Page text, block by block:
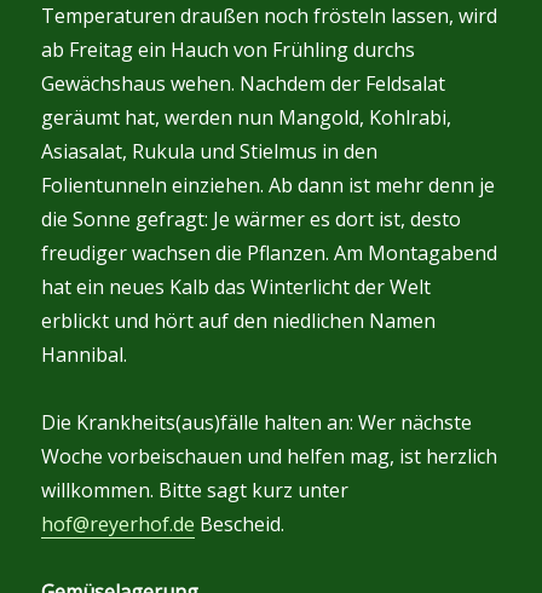
Temperaturen draußen noch frösteln lassen, wird
ab Freitag ein Hauch von Frühling durchs
Gewächshaus wehen. Nachdem der Feldsalat
geräumt hat, werden nun Mangold, Kohlrabi,
Asiasalat, Rukula und Stielmus in den
Folientunneln einziehen. Ab dann ist mehr denn je
die Sonne gefragt: Je wärmer es dort ist, desto
freudiger wachsen die Pflanzen. Am Montagabend
hat ein neues Kalb das Winterlicht der Welt
erblickt und hört auf den niedlichen Namen
Hannibal.
Die Krankheits(aus)fälle halten an: Wer nächste
Woche vorbeischauen und helfen mag, ist herzlich
willkommen. Bitte sagt kurz unter
hof@reyerhof.de Bescheid.